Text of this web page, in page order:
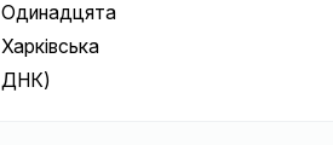
Одинадцята
Харківська
ДНК)